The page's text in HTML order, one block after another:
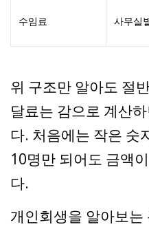
수임료 사무실
위 구조만 알아도 절
달료는 감으로 계산
다. 처음에는 작은 숫
10명만 되어도 금액
다.
개인회생을 알아보